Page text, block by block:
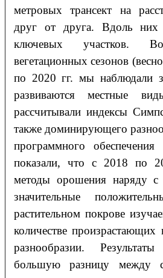
метровых трансект на
друг от друга. Вдоль
ключевых участков.
вегетационных сезонов
по 2020 гг. мы наблюдали
развиваются местные
рассчитывали индексы
также доминирующего
программного обеспечения
показали, что с 2018 по
методы орошения наряду с
значительные
растительном покрове
количестве
разнообразии.
большую разницу между